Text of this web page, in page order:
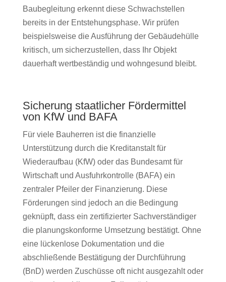
Baubegleitung erkennt diese Schwachstellen
bereits in der Entstehungsphase. Wir prüfen
beispielsweise die Ausführung der Gebäudehülle
kritisch, um sicherzustellen, dass Ihr Objekt
dauerhaft wertbeständig und wohngesund bleibt.
Sicherung staatlicher Fördermittel
von KfW und BAFA
Für viele Bauherren ist die finanzielle
Unterstützung durch die Kreditanstalt für
Wiederaufbau (KfW) oder das Bundesamt für
Wirtschaft und Ausfuhrkontrolle (BAFA) ein
zentraler Pfeiler der Finanzierung. Diese
Förderungen sind jedoch an die Bedingung
geknüpft, dass ein zertifizierter Sachverständiger
die planungskonforme Umsetzung bestätigt. Ohne
eine lückenlose Dokumentation und die
abschließende Bestätigung der Durchführung
(BnD) werden Zuschüsse oft nicht ausgezahlt oder